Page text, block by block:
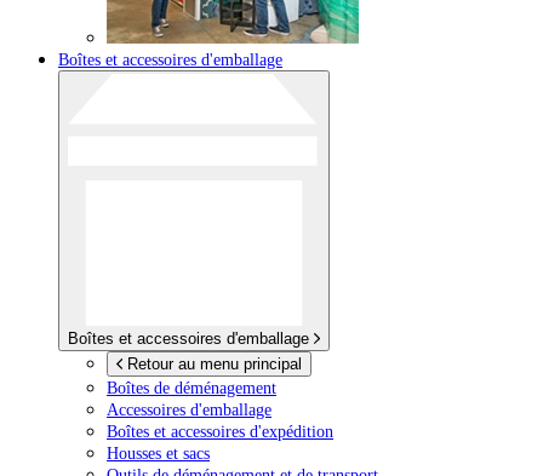
Boîtes et accessoires d'emballage
Boîtes et accessoires d'emballage
Retour au menu principal
Boîtes de déménagement
Accessoires d'emballage
Boîtes et accessoires d'expédition
Housses et sacs